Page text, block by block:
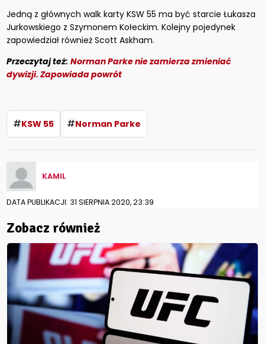
Jedną z głównych walk karty KSW 55 ma być starcie Łukasza
Jurkowskiego z Szymonem Kołeckim. Kolejny pojedynek
zapowiedział również Scott Askham.
Przeczytaj też: Norman Parke nie zamierza zmieniać
dywizji. Zapowiada powrót
#KSW 55 #Norman Parke
KAMIL
DATA PUBLIKACJI: 31 SIERPNIA 2020, 23:39
Zobacz również